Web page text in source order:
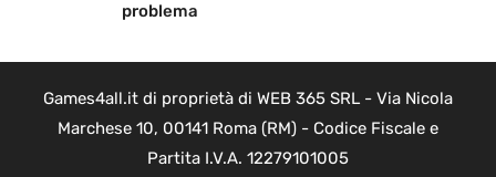
problema
Games4all.it di proprietà di WEB 365 SRL - Via Nicola
Marchese 10, 00141 Roma (RM) - Codice Fiscale e
Partita I.V.A. 12279101005